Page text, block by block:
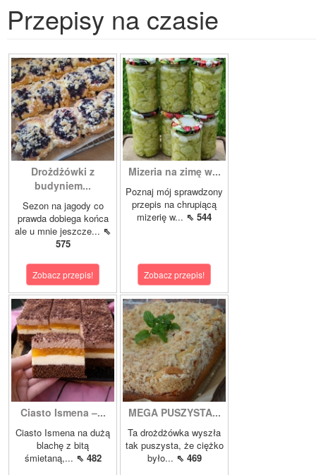
Przepisy na czasie
Drożdżówki z
budyniem...
Sezon na jagody co
prawda dobiega końca
ale u mnie jeszcze... ⇖
575
Zobacz przepis!
Mizeria na zimę w...
Poznaj mój sprawdzony
przepis na chrupiącą
mizerię w... ⇖ 544
Zobacz przepis!
Ciasto Ismena –...
Ciasto Ismena na dużą
blachę z bitą
śmietaną,... ⇖ 482
MEGA PUSZYSTA...
Ta drożdżówka wyszła
tak puszysta, że ciężko
było... ⇖ 469